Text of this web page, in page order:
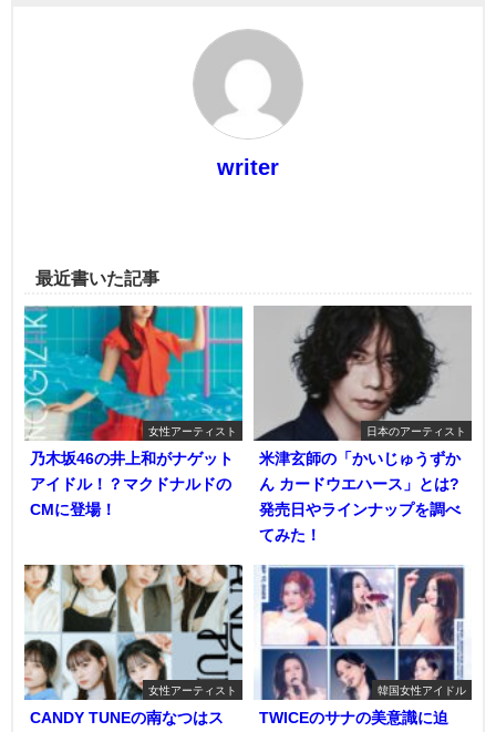
writer
最近書いた記事
女性アーティスト
乃木坂46の井上和がナゲット
アイドル！？マクドナルドの
CMに登場！
日本のアーティスト
米津玄師の「かいじゅうずか
ん カードウエハース」とは?
発売日やラインナップを調べ
てみた！
女性アーティスト
CANDY TUNEの南なつはス
韓国女性アイドル
TWICEのサナの美意識に迫